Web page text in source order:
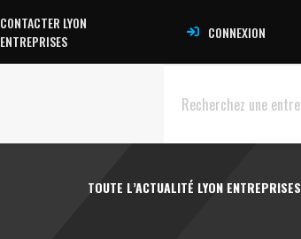
CONTACTER LYON
ENTREPRISES
CONNEXION
TOUTE L’ACTUALITÉ LYON ENTREPRISES